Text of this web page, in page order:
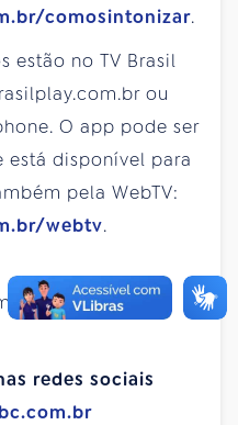
comosintonizar.
estão no TV Brasil
ou
O app pode ser
disponível para
pela WebTV:
webtv.
dia 22/12, às
redes sociais